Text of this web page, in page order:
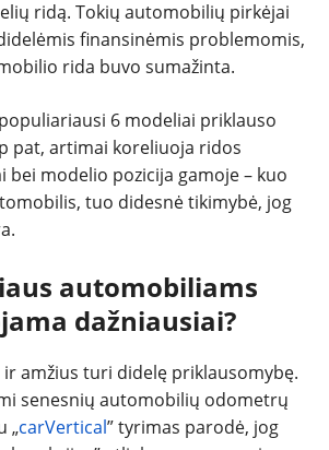
ridą. Tokių automobilių pirkėjai
finansinėmis problemomis,
rida buvo sumažinta.
6 modeliai priklauso
pat, artimai koreliuoja ridos
bei modelio pozicija gamoje – kuo
tuo didesnė tikimybė, jog
automobiliams
dažniausiai?
amžius turi didelę priklausomybę.
senesnių automobilių odometrų
„carVertical” tyrimas parodė, jog